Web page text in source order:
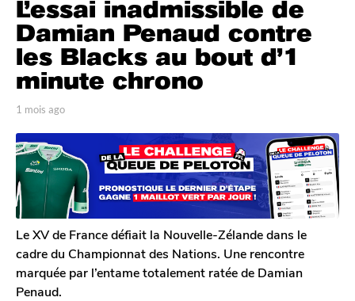
m
o
i
s
a
1
m
o
i
s
a
g
o
L’essai inadmissible de
Damian Penaud contre
les Blacks au bout d’1
minute chrono
p
r
T
o
m
G
a
l
r
o
n
1 mois ago
i
s
g
o
Le XV de France défiait la Nouvelle-Zélande dans le
cadre du Championnat des Nations. Une rencontre
marquée par l’entame totalement ratée de Damian
Penaud.